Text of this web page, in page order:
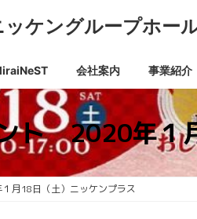
ッケングループホー
会社案内 事業紹介
ト 2020年１
月18日（土）ニッケンプラス